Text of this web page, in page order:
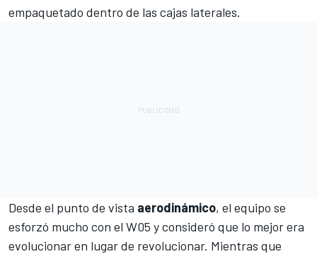
empaquetado dentro de las cajas laterales.
Desde el punto de vista aerodinámico, el equipo se
esforzó mucho con el W05 y consideró que lo mejor era
evolucionar en lugar de revolucionar. Mientras que